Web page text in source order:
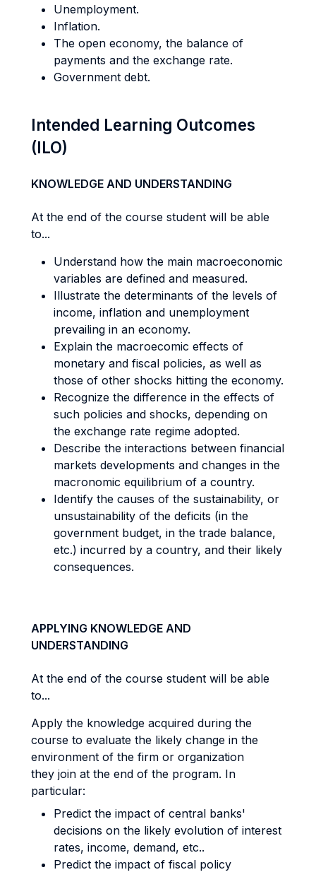
Unemployment.
Inflation.
The open economy, the balance of
payments and the exchange rate.
Government debt.
Intended Learning Outcomes
(ILO)
KNOWLEDGE AND UNDERSTANDING
At the end of the course student will be able
to...
Understand how the main macroeconomic
variables are defined and measured.
Illustrate the determinants of the levels of
income, inflation and unemployment
prevailing in an economy.
Explain the macroecomic effects of
monetary and fiscal policies, as well as
those of other shocks hitting the economy.
Recognize the difference in the effects of
such policies and shocks, depending on
the exchange rate regime adopted.
Describe the interactions between financial
markets developments and changes in the
macronomic equilibrium of a country.
Identify the causes of the sustainability, or
unsustainability of the deficits (in the
government budget, in the trade balance,
etc.) incurred by a country, and their likely
consequences.
APPLYING KNOWLEDGE AND
UNDERSTANDING
At the end of the course student will be able
to...
Apply the knowledge acquired during the
course to evaluate the likely change in the
environment of the firm or organization
they join at the end of the program. In
particular:
Predict the impact of central banks'
decisions on the likely evolution of interest
rates, income, demand, etc..
Predict the impact of fiscal policy